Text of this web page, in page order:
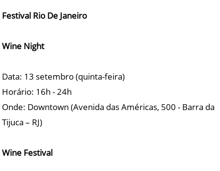
Festival Rio De Janeiro
Wine Night
Data: 13 setembro (quinta-feira)
Horário: 16h - 24h
Onde: Downtown (Avenida das Américas, 500 - Barra da
Tijuca – RJ)
Wine Festival